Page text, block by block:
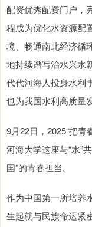
配资优秀配资门户，
程成为优化水资源配
境、畅通南北经济循
地持续谱写治水兴水
代代河海人投身水利
也为我国水利高质量
9月22日，2025“把
河海大学这座与“水”
国”的青春担当。
作为中国第一所培养
生起就与民族命运紧